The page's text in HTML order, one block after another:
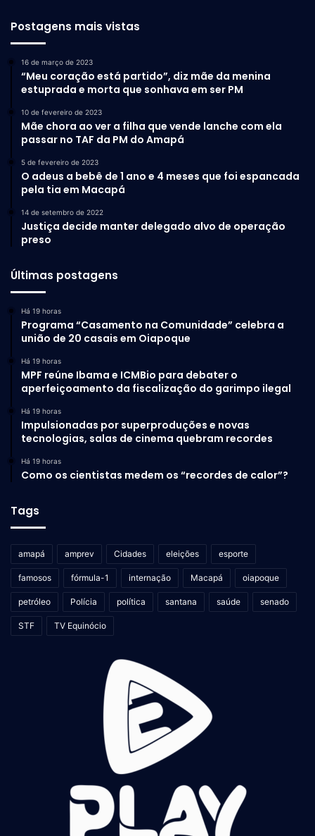
Postagens mais vistas
16 de março de 2023
“Meu coração está partido”, diz mãe da menina
estuprada e morta que sonhava em ser PM
10 de fevereiro de 2023
Mãe chora ao ver a filha que vende lanche com ela
passar no TAF da PM do Amapá
5 de fevereiro de 2023
O adeus a bebê de 1 ano e 4 meses que foi espancada
pela tia em Macapá
14 de setembro de 2022
Justiça decide manter delegado alvo de operação
preso
Últimas postagens
Há 19 horas
Programa “Casamento na Comunidade” celebra a
união de 20 casais em Oiapoque
Há 19 horas
MPF reúne Ibama e ICMBio para debater o
aperfeiçoamento da fiscalização do garimpo ilegal
Há 19 horas
Impulsionadas por superproduções e novas
tecnologias, salas de cinema quebram recordes
Há 19 horas
Como os cientistas medem os “recordes de calor”?
Tags
amapá amprev Cidades eleições esporte
famosos fórmula-1 internação Macapá oiapoque
petróleo Polícia política santana saúde senado
STF TV Equinócio